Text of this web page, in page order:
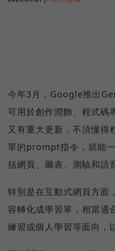
今年3月，Google推出
可用於創作潤飾、程式碼
又有重大更新，不須懂得
單的prompt指令，就能
括網頁、圖表、測驗和語
特別是在互動式網頁方面
容轉化成學習單，相當適
練習或個人學習等面向，